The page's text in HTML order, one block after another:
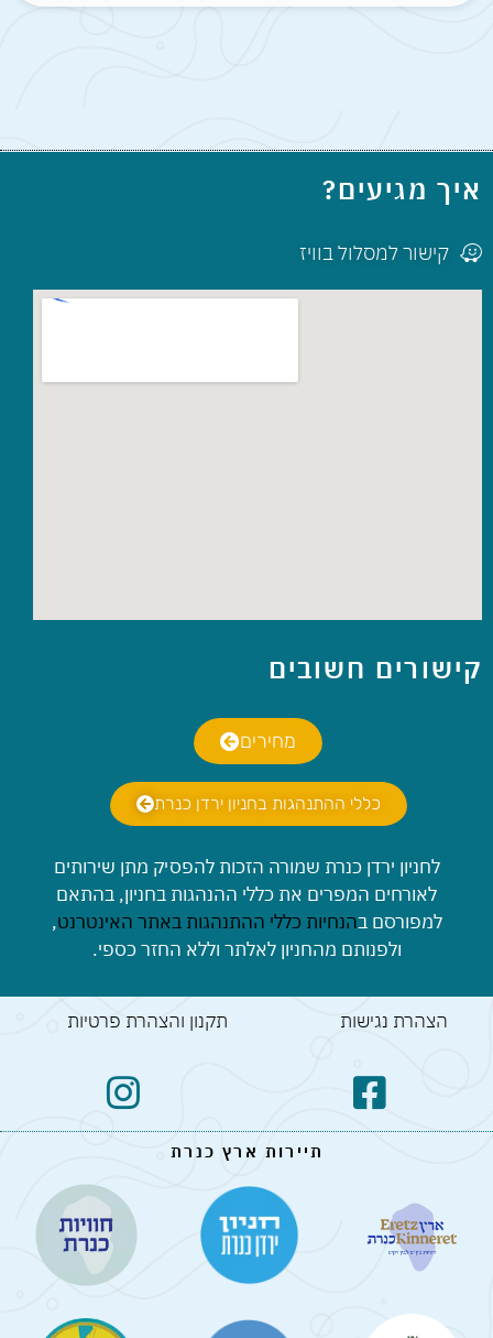
איך מגיעים?
קישור למסלול בוויז
קישורים חשובים
מחירים
כללי ההתנהגות בחניון ירדן כנרת
לחניון ירדן כנרת שמורה הזכות להפסיק מתן שירותים
לאורחים המפרים את כללי ההנהגות בחניון, בהתאם
למפורסם בהנחיות כללי ההתנהגות באתר האינטרנט,
ולפנותם מהחניון לאלתר וללא החזר כספי.
הצהרת נגישות תקנון והצהרת פרטיות
תיירות ארץ כנרת